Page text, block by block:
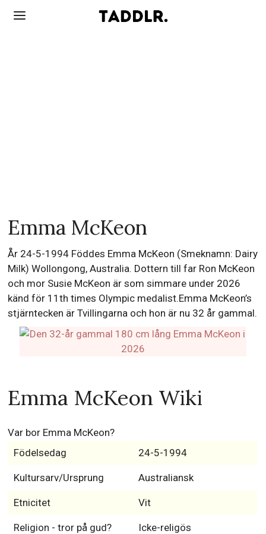
Emma McKeon
År 24-5-1994 Föddes Emma McKeon (Smeknamn: Dairy
Milk) Wollongong, Australia. Dottern till far Ron McKeon
och mor Susie McKeon är som simmare under 2026
känd för 11th times Olympic medalist.Emma McKeon’s
stjärntecken är Tvillingarna och hon är nu 32 år gammal.
Emma McKeon Wiki
Var bor Emma McKeon?
Födelsedag
24-5-1994
Kultursarv/Ursprung Australiansk
Etnicitet Vit
Religion - tror på gud? Icke-religös